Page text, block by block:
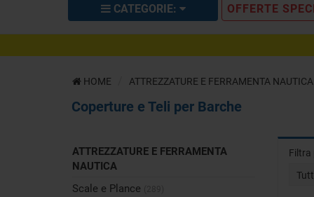
CATEGORIE: OFFERTE
HOME ATTREZZATURE E FERRAMENTA NAUTICA
Coperture e Teli per Barche
ATTREZZATURE E FERRAMENTA
NAUTICA
Scale e Plance
Filtra